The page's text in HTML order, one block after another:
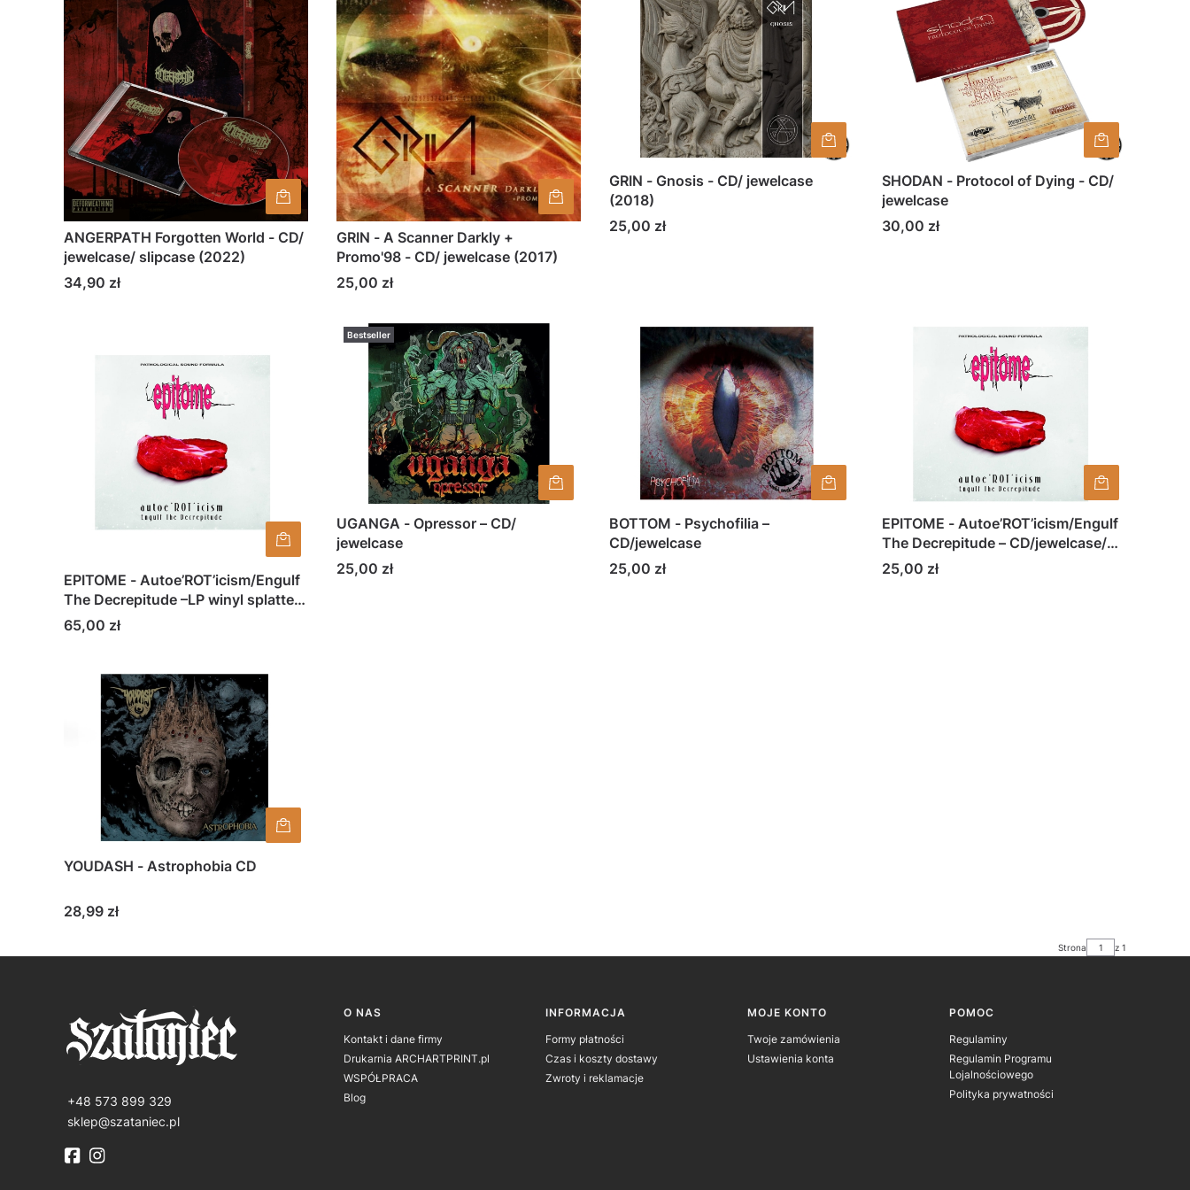
ANGERPATH Forgotten World - CD/
jewelcase/ slipcase (2022)
Cena
34,90 zł
GRIN - A Scanner Darkly +
Promo'98 - CD/ jewelcase (2017)
Cena
25,00 zł
GRIN - Gnosis - CD/ jewelcase
(2018)
Cena
25,00 zł
SHODAN - Protocol of Dying - CD/
jewelcase
Cena
30,00 zł
EPITOME - Autoe’ROT’icism/Engulf
The Decrepitude –LP winyl splatter
(2020)
Cena
65,00 zł
Bestseller
UGANGA - Opressor – CD/
jewelcase
Cena
25,00 zł
BOTTOM - Psychofilia –
CD/jewelcase
Cena
25,00 zł
EPITOME - Autoe’ROT’icism/Engulf
The Decrepitude – CD/jewelcase/
slip case
Cena
25,00 zł
YOUDASH - Astrophobia CD
Cena
28,99 zł
Strona z 1
+48 573 899 329
sklep@szataniec.pl
Linki w stopce
O NAS
Kontakt i dane firmy
Drukarnia ARCHARTPRINT.pl
WSPÓŁPRACA
Blog
INFORMACJA
Formy płatności
Czas i koszty dostawy
Zwroty i reklamacje
MOJE KONTO
Twoje zamówienia
Ustawienia konta
POMOC
Regulaminy
Regulamin Programu
Lojalnościowego
Polityka prywatności